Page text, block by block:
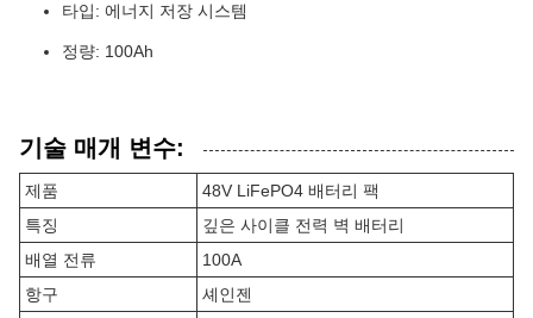
타입: 에너지 저장 시스템
정량: 100Ah
기술 매개 변수:
제품
48V LiFePO4 배터리 팩
특징
깊은 사이클 전력 벽 배터리
배열 전류
100A
항구
셰인젠